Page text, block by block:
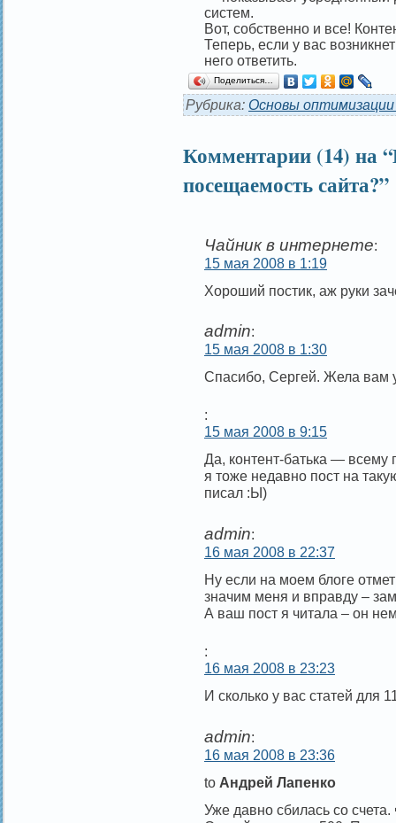
систем.
Вот, собственно и все!
Теперь, если у вас
него ответить.
Поделиться…
Рубрика: Основы
Комментарии (14) на
посещаемость сайта?”
Чайник в интернете:
15 мая 2008 в 1:19
Хороший постик, аж руки
admin:
15 мая 2008 в 1:30
Спасибо, Сергей. Жела вам
:
15 мая 2008 в 9:15
Да, контент-батька — всему
я тоже недавно пост на
писал :Ы)
admin:
16 мая 2008 в 22:37
Ну если на моем блоге
значим меня и вправду –
А ваш пост я читала – он
:
16 мая 2008 в 23:23
И сколько у вас статей для
admin:
16 мая 2008 в 23:36
to Андрей Лапенко
Уже давно сбилась со счета.